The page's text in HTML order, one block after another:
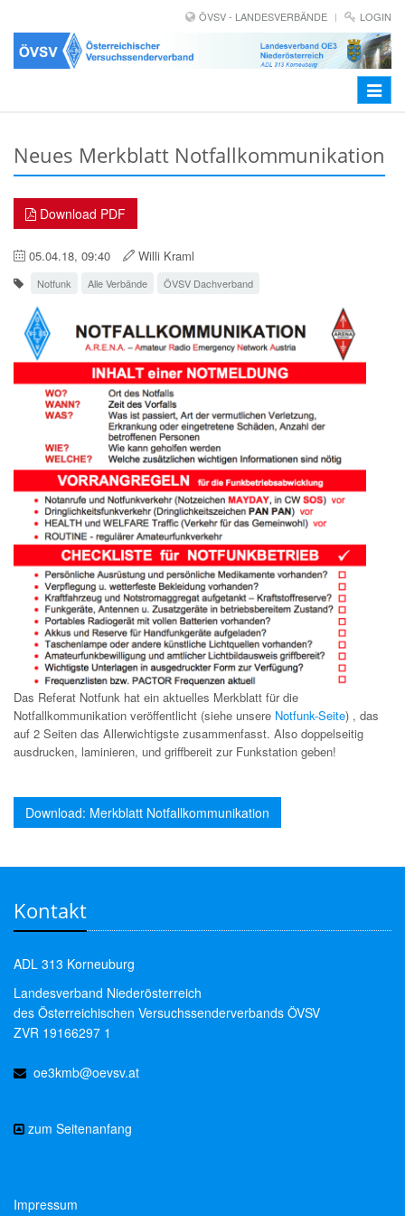
ÖVSV - LANDESVERBÄNDE LOGIN
Toggle
Neues Merkblatt Notfallkommunikation
Download PDF
05.04.18, 09:40 Willi Kraml
Notfunk Alle Verbände ÖVSV Dachverband
Das Referat Notfunk hat ein aktuelles Merkblatt für die
Notfallkommunikation veröffentlicht (siehe unsere Notfunk-Seite) , das
auf 2 Seiten das Allerwichtigste zusammenfasst. Also doppelseitig
ausdrucken, laminieren, und griffbereit zur Funkstation geben!
Download: Merkblatt Notfallkommunikation
Kontakt
ADL 313 Korneuburg
Landesverband Niederösterreich
des Österreichischen Versuchssenderverbands ÖVSV
ZVR 19166297 1
oe3kmb@oevsv.at
zum Seitenanfang
Impressum